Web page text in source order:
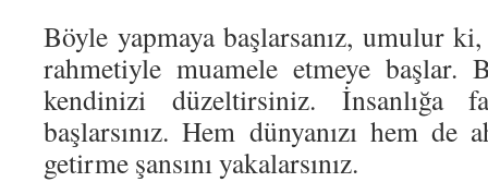
Böyle yapmaya başlarsanız, umulur
rahmetiyle muamele etmeye başlar.
kendinizi düzeltirsiniz. İnsanlığa
başlarsınız. Hem dünyanızı hem
getirme şansını yakalarsınız.